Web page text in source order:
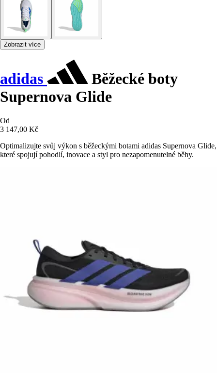
Zobrazit více
adidas
Běžecké boty
Supernova Glide
Od
3 147,00 Kč
Optimalizujte svůj výkon s běžeckými botami adidas Supernova Glide,
které spojují pohodlí, inovace a styl pro nezapomenutelné běhy.